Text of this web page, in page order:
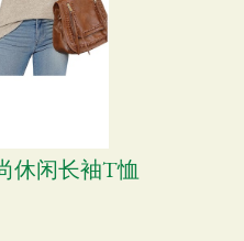
休闲长袖T恤